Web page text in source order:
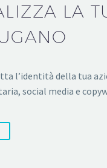
LA
l’identità della tua
social media e